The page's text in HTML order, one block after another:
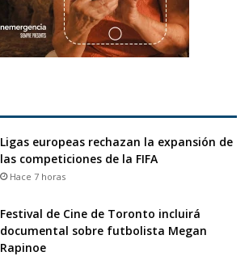
Ligas europeas rechazan la expansión de
las competiciones de la FIFA
Hace 7 horas
Festival de Cine de Toronto incluirá
documental sobre futbolista Megan
Rapinoe